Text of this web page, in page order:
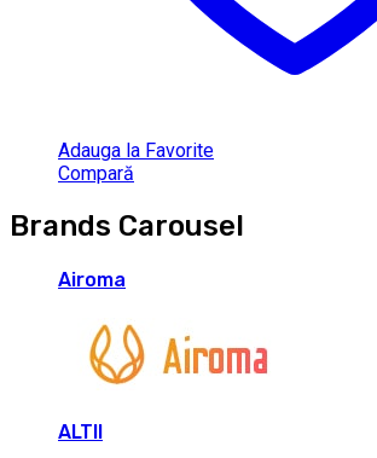
Adauga la Favorite
Compară
Brands Carousel
Airoma
ALTII